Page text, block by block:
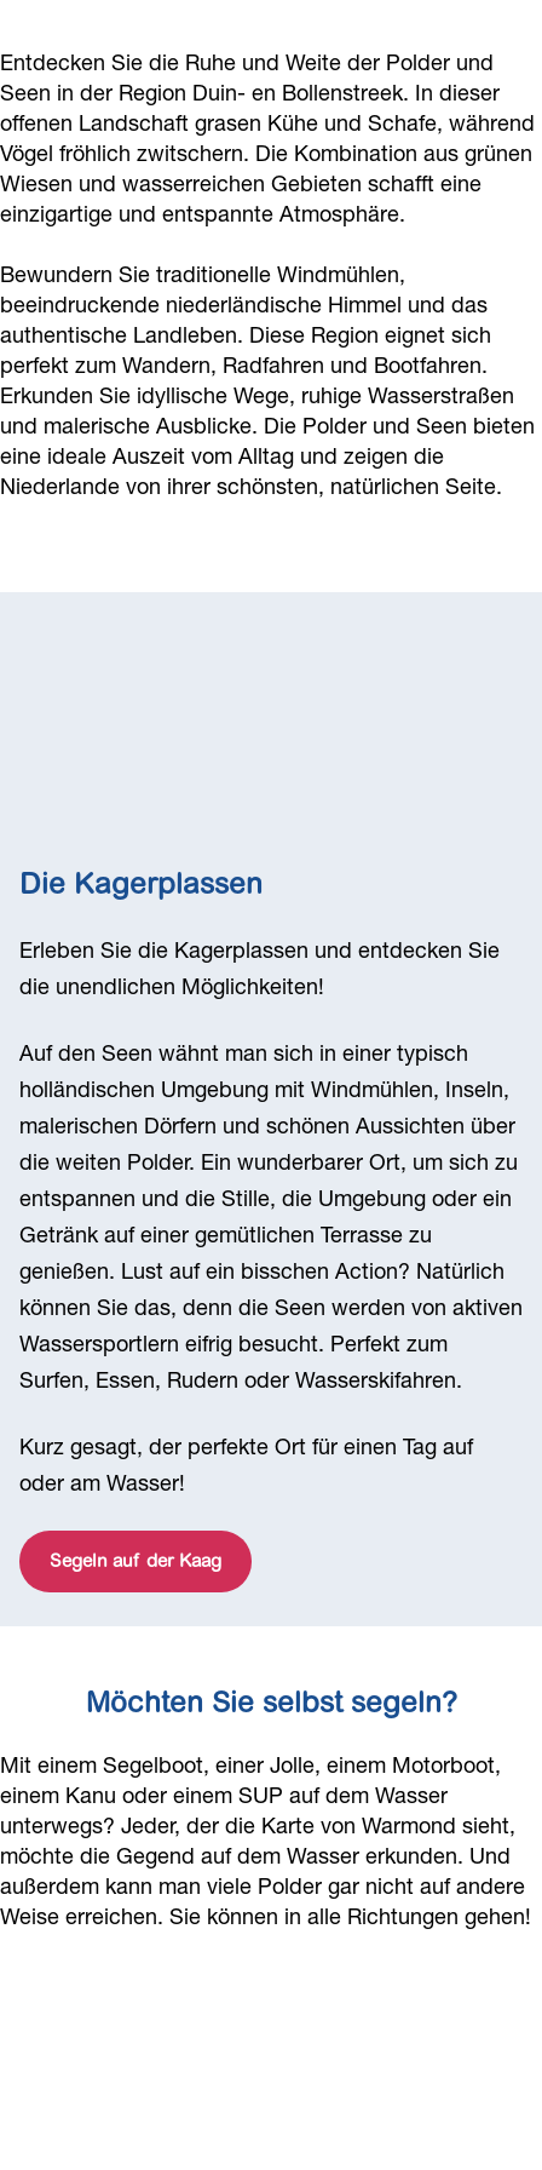
g
e
Entdecken Sie die Ruhe und Weite der Polder und
Seen in der Region Duin- en Bollenstreek. In dieser
offenen Landschaft grasen Kühe und Schafe, während
Vögel fröhlich zwitschern. Die Kombination aus grünen
Wiesen und wasserreichen Gebieten schafft eine
einzigartige und entspannte Atmosphäre.
Bewundern Sie traditionelle Windmühlen,
beeindruckende niederländische Himmel und das
authentische Landleben. Diese Region eignet sich
perfekt zum Wandern, Radfahren und Bootfahren.
Erkunden Sie idyllische Wege, ruhige Wasserstraßen
und malerische Ausblicke. Die Polder und Seen bieten
eine ideale Auszeit vom Alltag und zeigen die
Niederlande von ihrer schönsten, natürlichen Seite.
Die Kagerplassen
Erleben Sie die Kagerplassen und entdecken Sie
die unendlichen Möglichkeiten!
Auf den Seen wähnt man sich in einer typisch
holländischen Umgebung mit Windmühlen, Inseln,
malerischen Dörfern und schönen Aussichten über
die weiten Polder. Ein wunderbarer Ort, um sich zu
entspannen und die Stille, die Umgebung oder ein
Getränk auf einer gemütlichen Terrasse zu
genießen. Lust auf ein bisschen Action? Natürlich
können Sie das, denn die Seen werden von aktiven
Wassersportlern eifrig besucht. Perfekt zum
Surfen, Essen, Rudern oder Wasserskifahren.
Kurz gesagt, der perfekte Ort für einen Tag auf
oder am Wasser!
Segeln auf der Kaag
Möchten Sie selbst segeln?
Mit einem Segelboot, einer Jolle, einem Motorboot,
einem Kanu oder einem SUP auf dem Wasser
unterwegs? Jeder, der die Karte von Warmond sieht,
möchte die Gegend auf dem Wasser erkunden. Und
außerdem kann man viele Polder gar nicht auf andere
Weise erreichen. Sie können in alle Richtungen gehen!